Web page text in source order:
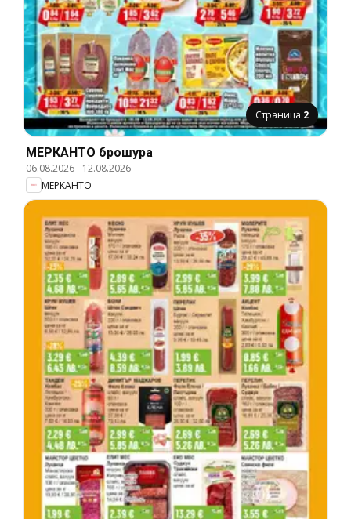
Страница 2
МЕРКАНТО брошура
06.08.2026- 12.08.2026
МЕРКАНТО